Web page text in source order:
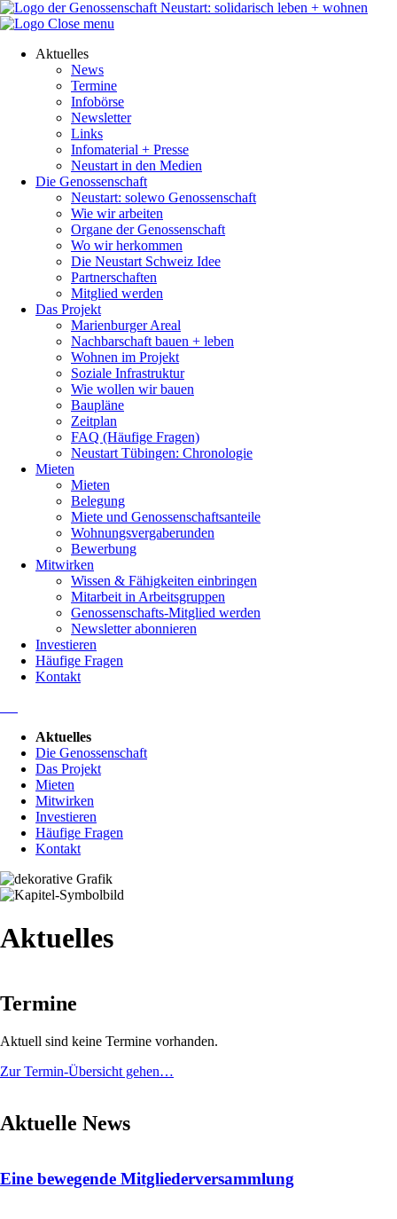
Close menu
Aktuelles
News
Termine
Infobörse
Newsletter
Links
Infomaterial + Presse
Neustart in den Medien
Die Genossenschaft
Neustart: solewo Genossenschaft
Wie wir arbeiten
Organe der Genossenschaft
Wo wir herkommen
Die Neustart Schweiz Idee
Partnerschaften
Mitglied werden
Das Projekt
Marienburger Areal
Nachbarschaft bauen + leben
Wohnen im Projekt
Soziale Infrastruktur
Wie wollen wir bauen
Baupläne
Zeitplan
FAQ (Häufige Fragen)
Neustart Tübingen: Chronologie
Mieten
Mieten
Belegung
Miete und Genossenschaftsanteile
Wohnungsvergaberunden
Bewerbung
Mitwirken
Wissen & Fähigkeiten einbringen
Mitarbeit in Arbeitsgruppen
Genossenschafts-Mitglied werden
Newsletter abonnieren
Investieren
Häufige Fragen
Kontakt
überspringen
Aktuelles
Die Genossenschaft
Das Projekt
Mieten
Mitwirken
Investieren
Häufige Fragen
Kontakt
Aktuelles
Termine
Aktuell sind keine Termine vorhanden.
Zur Termin-Übersicht gehen…
Aktuelle News
Eine bewegende Mitgliederversammlung